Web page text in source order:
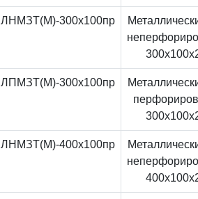
ЛНМЗТ(М)-300x100пр
ЛПМЗТ(М)-300x100пр
ЛНМЗТ(М)-400x100пр